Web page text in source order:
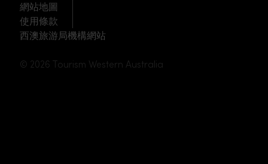
網站地圖
使用條款
西澳旅游局機構網站
© 2026 Tourism Western Australia